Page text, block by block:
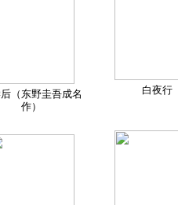
（东野圭吾成名
作）
白夜行